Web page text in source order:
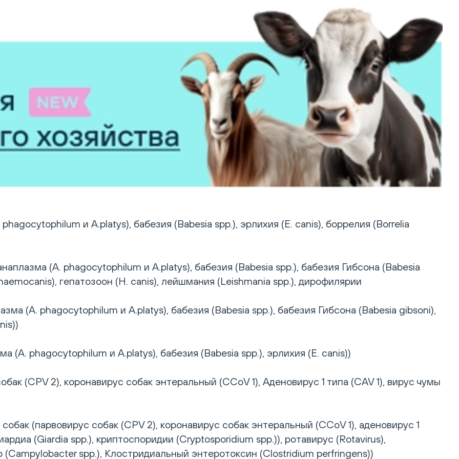
и A.platys), бабезия (Babesia spp.), эрлихия (E. canis), боррелия (Borrelia
(A. phagocytophilum и A.platys), бабезия (Babesia spp.), бабезия Гибсона (Babesia
гепатозоон (H. canis), лейшмания (Leishmania spp.), дирофилярии
(A. phagocytophilum и A.platys), бабезия (Babesia spp.), бабезия Гибсона (Babesia gibsoni),
(A. phagocytophilum и A.platys), бабезия (Babesia spp.), эрлихия (E. canis))
(CPV 2), коронавирус собак энтеральный (CCoV 1), Аденовирус 1 типа (CAV 1), вирус чумы
(парвовирус собак (CPV 2), коронавирус собак энтеральный (CCoV 1), аденовирус 1
(Giardia spp.), криптоспоридии (Cryptosporidium spp.)), ротавирус (Rotavirus),
spp.), Клостридиальный энтеротоксин (Clostridium perfringens))